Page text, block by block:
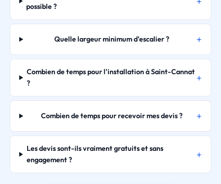
possible ?
Quelle largeur minimum d'escalier ?
Combien de temps pour l'installation à Saint-Cannat
?
Combien de temps pour recevoir mes devis ?
Les devis sont-ils vraiment gratuits et sans
engagement ?